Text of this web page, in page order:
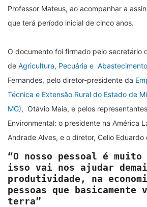
Professor Mateus, ao acompanhar a
que terá período inicial de cinco anos.
O documento foi firmado pelo secretário
de Agricultura, Pecuária e
Fernandes, pelo diretor-presidente da
Técnica e Extensão Rural do Estado de
MG), Otávio Maia, e pelos
Environmental: o presidente na América
Andrade Alves, e o diretor, Celio Eduardo
“O nosso pessoal é
isso vai nos ajudar
produtividade, na
pessoas que basicamente
terra”